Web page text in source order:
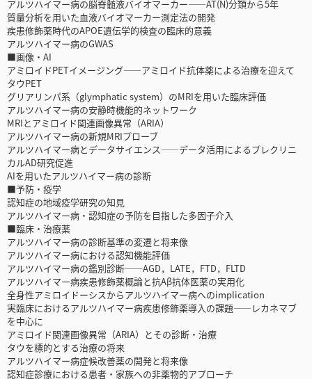
アルツハイマー病の脳脊髄液バイオマーカー――AT(N)分類から5年
質量分析を用いた血液バイオマーカー測定法の開発
疾患修飾薬時代のAPOE遺伝学的検査の臨床的意義
アルツハイマー病のGWAS
■画像・AI
アミロイドPETイメージング――アミロイド抗体薬による治療を迎えて
タウPET
グリアリンパ系（glymphatic system）のMRIを用いた臨床評価
アルツハイマー病の安静時機能的ネットワーク
MRIとアミロイド関連画像異常（ARIA）
アルツハイマー病の新規MRIプローブ
アルツハイマー病とデータサイエンス――データ活用によるプレクリニ
カルAD研究促進
AIを用いたアルツハイマー病の診断
■予防・疫学
認知症の地域疫学研究の知見
アルツハイマー病・認知症の予防を目指した多因子介入
■臨床・治療薬
アルツハイマー病の診断基準の変遷と将来像
アルツハイマー病における認知機能評価
アルツハイマー病の鑑別診断――AGD，LATE，FTD，FLTD
アルツハイマー病疾患修飾薬概論と抗Aβ抗体医薬の実用化
全身性アミロイドーシスからアルツハイマー病へのimplication
実臨床におけるアルツハイマー病疾患修飾薬導入の課題――レカネマブ
を中心に
アミロイド関連画像異常（ARIA）とその診断・治療
タウを標的とする治療の将来
アルツハイマー病症候改善薬の開発と将来像
認知症診療における患者・家族への非薬物的アプローチ